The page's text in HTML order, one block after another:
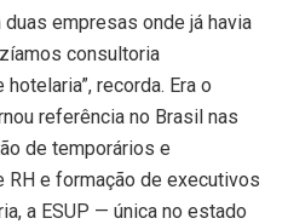
empresas onde já havia
consultoria
recorda. Era o
referência no Brasil nas
de temporários e
e formação de executivos
a ESUP — única no estado